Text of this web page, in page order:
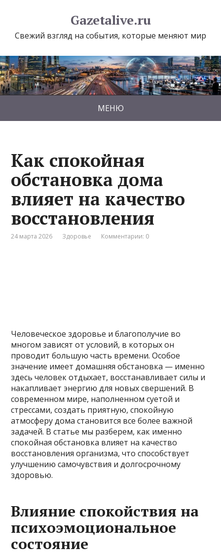
Gazetalive.ru
Свежий взгляд на события, которые меняют мир
МЕНЮ
Как спокойная
обстановка дома
влияет на качество
восстановления
24 марта 2026 Здоровье Комментарии: 0
Человеческое здоровье и благополучие во
многом зависят от условий, в которых он
проводит большую часть времени. Особое
значение имеет домашняя обстановка — именно
здесь человек отдыхает, восстанавливает силы и
накапливает энергию для новых свершений. В
современном мире, наполненном суетой и
стрессами, создать приятную, спокойную
атмосферу дома становится все более важной
задачей. В статье мы разберем, как именно
спокойная обстановка влияет на качество
восстановления организма, что способствует
улучшению самочувствия и долгосрочному
здоровью.
Влияние спокойствия на
психоэмоциональное
состояние